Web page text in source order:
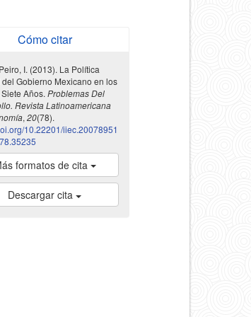
Cómo citar
I. (2013). La Política
Gobierno Mexicano en los
Años. Problemas Del
Revista Latinoamericana
, 20(78).
10.22201/iiec.20078951
formatos de cita
Descargar cita